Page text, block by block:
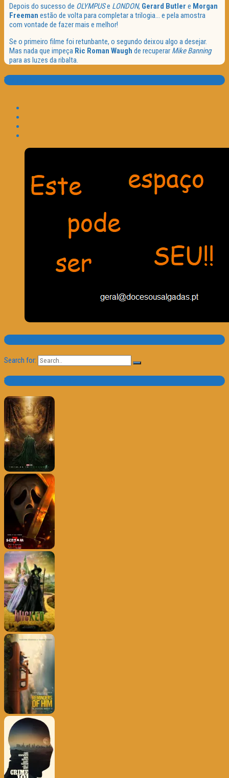
Depois do sucesso de OLYMPUSe LONDON, Gerard Butler e Morgan
Freeman estão de volta para completar a trilogia… e pela amostra
com vontade de fazer mais e melhor!
Se o primeiro filme foi retunbante, o segundo deixou algo a desejar.
Mas nada que impeça Ric Roman Waugh de recuperar Mike Banning
para as luzes da ribalta.
Translate:
Pesquisa
Search for:
Trailer e Poster do Dia